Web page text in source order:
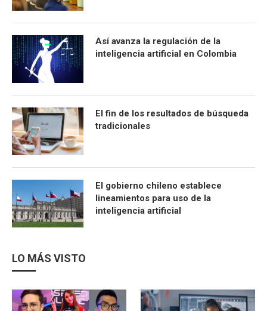
Así avanza la regulación de la
inteligencia artificial en Colombia
El fin de los resultados de búsqueda
tradicionales
El gobierno chileno establece
lineamientos para uso de la
inteligencia artificial
LO MÁS VISTO